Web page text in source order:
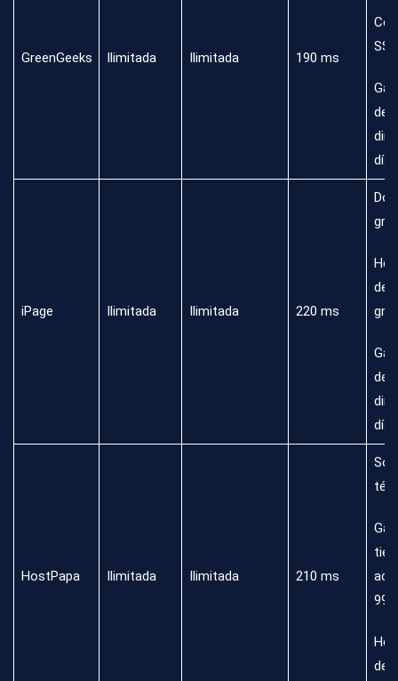
GreenGeeks Ilimitada Ilimitada 190 ms
días
iPage Ilimitada Ilimitada 220 ms
de
días
HostPapa Ilimitada Ilimitada 210 ms
de